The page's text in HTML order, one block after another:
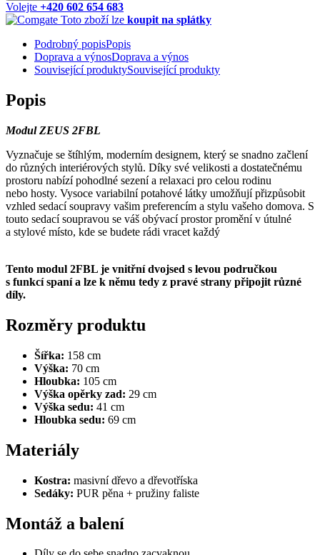
Volejte +420 602 654 683
Toto zboží lze koupit na splátky
Podrobný popisPopis
Doprava a výnosDoprava a výnos
Související produktySouvisející produkty
Popis
Modul ZEUS 2FBL
Vyznačuje se štíhlým, moderním designem, který se snadno začlení
do různých interiérových stylů. Díky své velikosti a dostatečnému
prostoru nabízí pohodlné sezení a relaxaci pro celou rodinu
nebo hosty. Vysoce variabilní potahové látky umožňují přizpůsobit
vzhled sedací soupravy vašim preferencím a stylu vašeho domova. S
touto sedací soupravou se váš obývací prostor promění v útulné
a stylové místo, kde se budete rádi vracet každý
Tento modul 2FBL je vnitřní dvojsed s levou područkou
s funkcí spaní a lze k němu tedy z pravé strany připojit různé
díly.
Rozměry produktu
Šířka: 158 cm
Výška: 70 cm
Hloubka: 105 cm
Výška opěrky zad: 29 cm
Výška sedu: 41 cm
Hloubka sedu: 69 cm
Materiály
Kostra: masivní dřevo a dřevotříska
Sedáky: PUR pěna + pružiny faliste
Montáž a balení